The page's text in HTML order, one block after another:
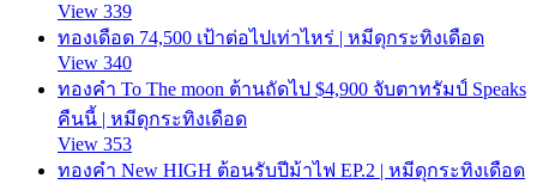
View 339
ทองเดือด 74,500 เป้าต่อไปเท่าไหร่ | หมีดุกระทิงเดือด
View 340
ทองคำ To The moon ต้านถัดไป $4,900 จับตาทรัมป์ Speaks
คืนนี้ | หมีดุกระทิงเดือด
View 353
ทองคำ New HIGH ต้อนรับปีม้าไฟ EP.2 | หมีดุกระทิงเดือด